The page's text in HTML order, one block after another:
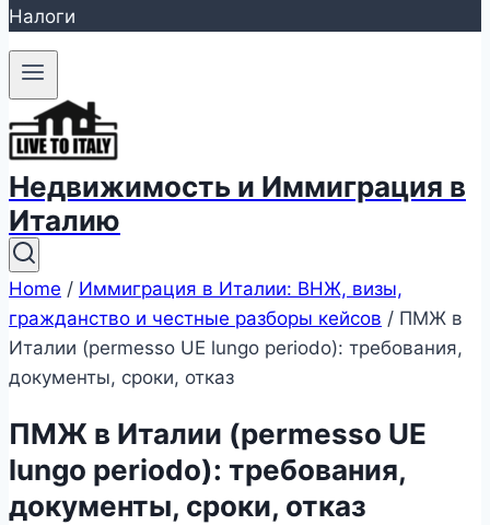
Налоги
Недвижимость и Иммиграция в
Италию
Home / Иммиграция в Италии: ВНЖ, визы,
гражданство и честные разборы кейсов / ПМЖ в
Италии (permesso UE lungo periodo): требования,
документы, сроки, отказ
ПМЖ в Италии (permesso UE
lungo periodo): требования,
документы, сроки, отказ